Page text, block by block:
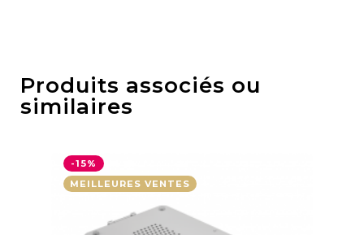
Produits associés ou
similaires
-15%
MEILLEURES VENTES